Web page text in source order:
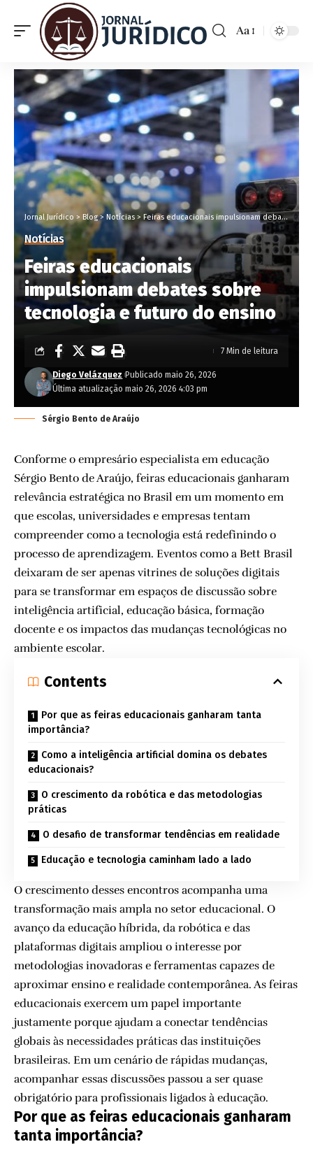
Aa
Jornal Jurídico > Blog> Notícias > Feiras educacionais impulsionam debates sobre tecnologia e futuro do ensino
Notícias
Feiras educacionais
impulsionam debates sobre
tecnologia e futuro do ensino
Última atualização maio 26, 2026 4:03 pm
Diego Velázquez Publicado maio 26, 2026
7 Min de leitura
Sérgio Bento de Araújo
Conforme o empresário especialista em educação
Sérgio Bento de Araújo, feiras educacionais ganharam
relevância estratégica no Brasil em um momento em
que escolas, universidades e empresas tentam
compreender como a tecnologia está redefinindo o
processo de aprendizagem. Eventos como a Bett Brasil
deixaram de ser apenas vitrines de soluções digitais
para se transformar em espaços de discussão sobre
inteligência artificial, educação básica, formação
docente e os impactos das mudanças tecnológicas no
ambiente escolar.
Contents
Por que as feiras educacionais ganharam tanta
importância?
Como a inteligência artificial domina os debates
educacionais?
O crescimento da robótica e das metodologias
práticas
O desafio de transformar tendências em realidade
Educação e tecnologia caminham lado a lado
O crescimento desses encontros acompanha uma
transformação mais ampla no setor educacional. O
avanço da educação híbrida, da robótica e das
plataformas digitais ampliou o interesse por
metodologias inovadoras e ferramentas capazes de
aproximar ensino e realidade contemporânea. As feiras
educacionais exercem um papel importante
justamente porque ajudam a conectar tendências
globais às necessidades práticas das instituições
brasileiras. Em um cenário de rápidas mudanças,
acompanhar essas discussões passou a ser quase
obrigatório para profissionais ligados à educação.
Por que as feiras educacionais ganharam
tanta importância?